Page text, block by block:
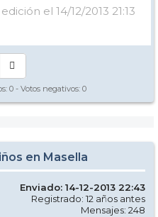
el 14/12/2013 21:13
0 - Votos negativos: 0
en Masella
Enviado: 14-12-2013 22:43
Registrado: 12 años antes
Mensajes: 248